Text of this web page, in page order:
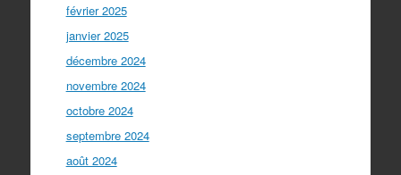
février 2025
janvier 2025
décembre 2024
novembre 2024
octobre 2024
septembre 2024
août 2024